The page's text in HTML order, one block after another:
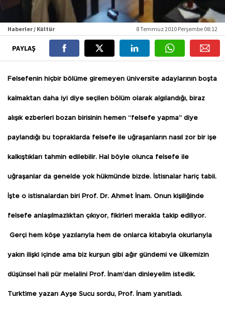
Haberler / Kültür 8 Temmuz 2010 Perşembe 08:12
PAYLAŞ
Felsefenin hiçbir bölüme giremeyen üniversite adaylarının boşta
kalmaktan daha iyi diye seçilen bölüm olarak algılandığı, biraz
alışık ezberleri bozan birisinin hemen “felsefe yapma” diye
paylandığı bu topraklarda felsefe ile uğraşanların nasıl zor bir işe
kalkıştıkları tahmin edilebilir. Hal böyle olunca felsefe ile
uğraşanlar da genelde yok hükmünde bizde. İstisnalar hariç tabii.
İşte o istisnalardan biri Prof. Dr. Ahmet İnam. Onun kişiliğinde
felsefe anlaşılmazlıktan çıkıyor, fikirleri merakla takip ediliyor.
Gerçi hem köşe yazılarıyla hem de onlarca kitabıyla okurlarıyla
yakın ilişki içinde ama biz kurşun gibi ağır gündemi ve ülkemizin
düşünsel hali pür melalini Prof. İnam’dan dinleyelim istedik.
Turktime yazarı Ayşe Sucu sordu, Prof. İnam yanıtladı.